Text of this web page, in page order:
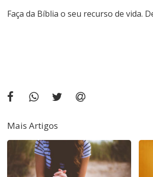
Faça da Bíblia o seu recurso de vida.
Mais Artigos